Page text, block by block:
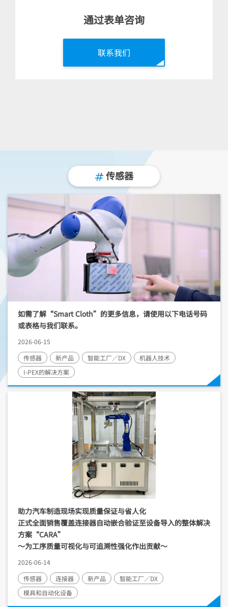
通过表单咨询
联系我们
传感器
如需了解“Smart Cloth”的更多信息，请使用以下电话号码
或表格与我们联系。
2026-06-15
传感器
新产品 智能工厂／DX
机器人技术
I-PEX的解决方案
助力汽车制造现场实现质量保证与省人化
正式全面销售覆盖连接器自动嵌合验证至设备导入的整体解决
方案“CARA”
～为工序质量可视化与可追溯性强化作出贡献～
2026-06-14
传感器
连接器 新产品
智能工厂／DX
模具和自动化设备